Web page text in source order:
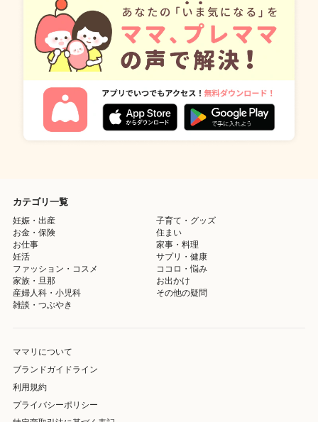
カテゴリ一覧
妊娠・出産
子育て・グッズ
お金・保険
住まい
お仕事
家事・料理
妊活
サプリ・健康
ファッション・コスメ
ココロ・悩み
家族・旦那
お出かけ
産婦人科・小児科
その他の疑問
雑談・つぶやき
ママリについて
ブランドガイドライン
利用規約
プライバシーポリシー